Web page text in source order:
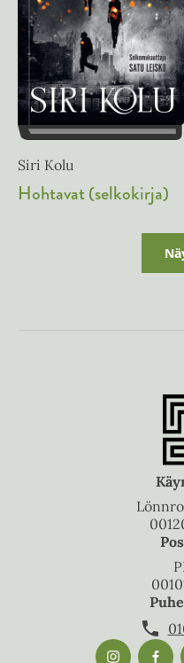
Siri Kolu
Hohtavat (selkokirja)